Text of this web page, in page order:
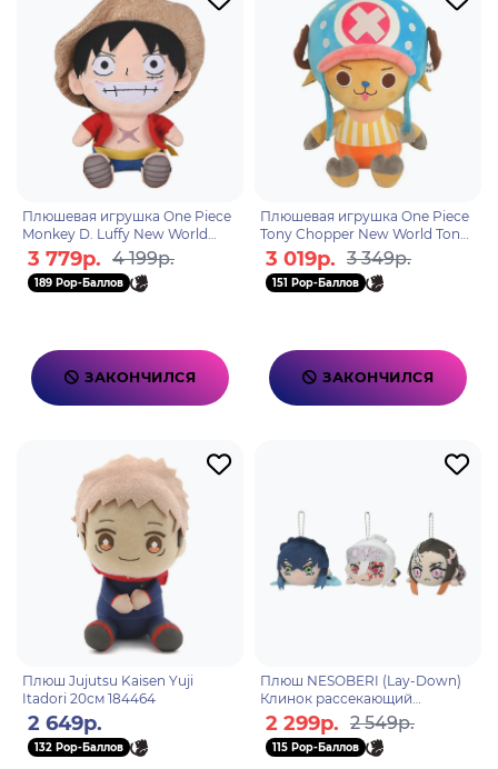
Плюшевая игрушка One Piece
Monkey D. Luffy New World
25см 6931080103876
3 779р. 4 199р.
189 Pop-Баллов
ЗАКОНЧИЛСЯ
Плюшевая игрушка One Piece
Tony Chopper New World Tony
20см 100905 6931080100905
3 019р. 3 349р.
151 Pop-Баллов
ЗАКОНЧИЛСЯ
Плюш Jujutsu Kaisen Yuji
Itadori 20см 184464
2 649р.
132 Pop-Баллов
Плюш NESOBERI (Lay-Down)
Клинок рассекающий
демонов Kimetsu no Yaiba в
ассортименте 4580779504153
2 299р. 2 549р.
115 Pop-Баллов